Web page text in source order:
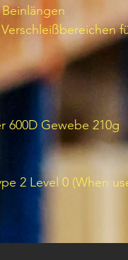
600D Gewebe 210g
2 Level 0 (When